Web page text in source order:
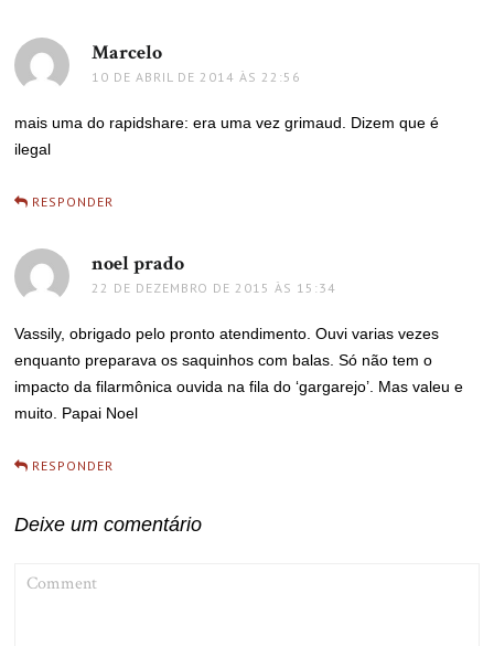
Marcelo
10 DE ABRIL DE 2014 ÀS 22:56
mais uma do rapidshare: era uma vez grimaud. Dizem que é
ilegal
RESPONDER
noel prado
22 DE DEZEMBRO DE 2015 ÀS 15:34
Vassily, obrigado pelo pronto atendimento. Ouvi varias vezes
enquanto preparava os saquinhos com balas. Só não tem o
impacto da filarmônica ouvida na fila do ‘gargarejo’. Mas valeu e
muito. Papai Noel
RESPONDER
Deixe um comentário